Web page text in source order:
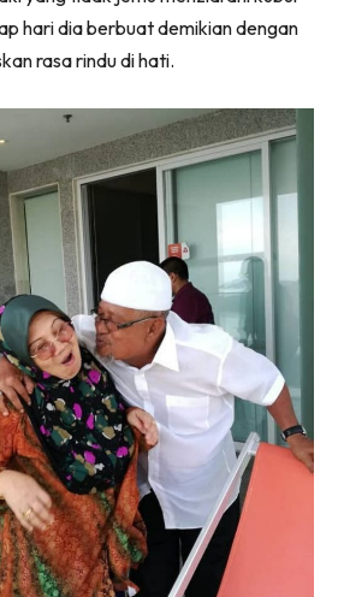
hari dia berbuat demikian dengan
rasa rindu di hati.